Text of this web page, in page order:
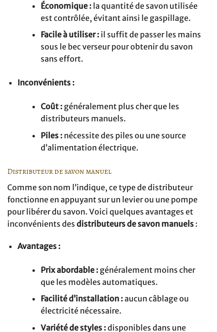
Économique :la quantité de savon utilisée
est contrôlée, évitant ainsi le gaspillage.
Facile à utiliser :il suffit de passer les mains
sous le bec verseur pour obtenir du savon
sans effort.
Inconvénients :
Coût :généralement plus cher que les
distributeurs manuels.
Piles :nécessite des piles ou une source
d’alimentation électrique.
Distributeur de savon manuel
Comme son nom l’indique, ce type de distributeur
fonctionne en appuyant sur un levier ou une pompe
pour libérer du savon. Voici quelques avantages et
inconvénients des distributeurs de savon manuels :
Avantages :
Prix abordable :généralement moins cher
que les modèles automatiques.
Facilité d’installation :aucun câblage ou
électricité nécessaire.
Variété de styles :disponibles dans une